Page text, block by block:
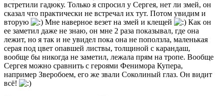
встретили гадюку. Только я спросил у Сергея, нет ли змей, он
сказал что практически не встречал их тут. Потом увидим и
вторую
Мне наверное везет на змей и клещей
Как он
ее заметил даже не знаю, он мне 2 раза показывал, где она
лежит, но я так и не увидел пока она не поползла, маленькая
серая под цвет опавшей листвы, толщиной с карандаш,
вообще бы никогда не заметил, лежала прям на тропе. Вообще
Сергея можно сравнить с героями Фенимора Купера,
например Зверобоем, его же звали Соколиный глаз. Он видит
всё!